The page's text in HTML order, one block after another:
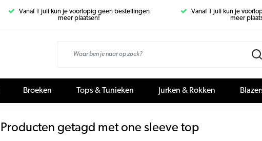
Vanaf 1 juli kun je voorlopig geen bestellingen
meer plaatsen!
Vanaf 1 juli kun je
meer
Broeken Tops & Tunieken Jurken & Rokken
Producten getagd met one sleeve top